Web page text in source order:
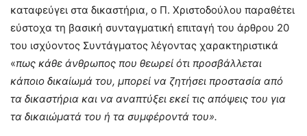
καταφεύγει στα δικαστήρια, ο Π. Χριστοδούλου παραθέτει
εύστοχα τη βασική συνταγματική επιταγή του άρθρου 20
του ισχύοντος Συντάγματος λέγοντας χαρακτηριστικά
«πως κάθε άνθρωπος που θεωρεί ότι προσβάλλεται
κάποιο δικαίωμά του, μπορεί να ζητήσει προστασία από
τα δικαστήρια και να αναπτύξει εκεί τις απόψεις του για
τα δικαιώματά του ή τα συμφέροντά του».